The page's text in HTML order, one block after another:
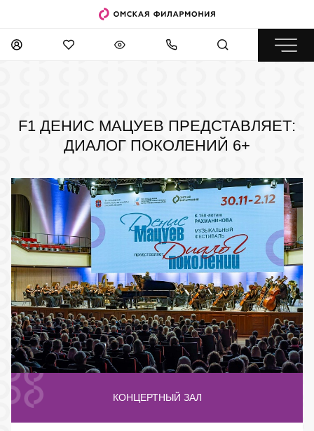
F1 ДЕНИС МАЦУЕВ ПРЕДСТАВЛЯЕТ:
ДИАЛОГ ПОКОЛЕНИЙ 6+
КОНЦЕРТНЫЙ ЗАЛ